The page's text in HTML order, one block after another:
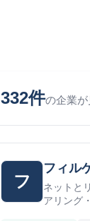
332件の企業
フ
フィル
ネットと
アリング